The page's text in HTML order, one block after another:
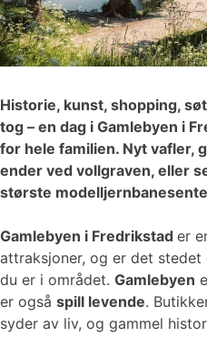
Historie, kunst, shopping,
tog – en dag i Gamlebyen i
for hele familien. Nyt vafler,
ender ved vollgraven, eller
største
Gamlebyen i Fredrikstad er
attraksjoner, og er det
du er i området. Gamlebyen
er også spill levende.
syder av liv, og gammel